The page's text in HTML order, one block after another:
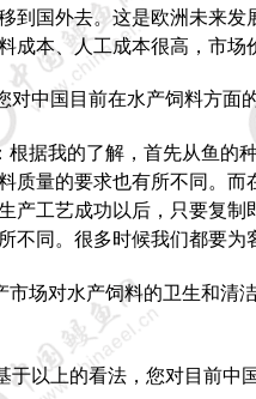
到国外去。这是欧洲未来
成本、人工成本很高，市
对中国目前在水产饲料方面
根据我的了解，首先从鱼的
质量的要求也有所不同。
产工艺成功以后，只要复
不同。很多时候我们都要为
市场对水产饲料的卫生和清
于以上的看法，您对目前中